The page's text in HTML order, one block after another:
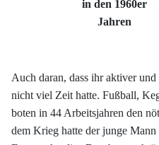
in den 1960er
Jahren
Auch daran, dass ihr aktiver
nicht viel Zeit hatte. Fußball,
boten in 44 Arbeitsjahren den
dem Krieg hatte der junge